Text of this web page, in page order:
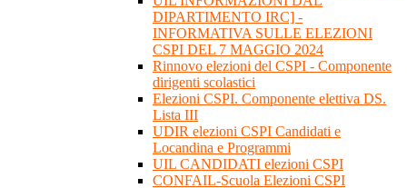
DIPARTIMENTO IRC] -
INFORMATIVA SULLE ELEZIONI
CSPI DEL 7 MAGGIO 2024
Rinnovo elezioni del CSPI - Componente
dirigenti scolastici
Elezioni CSPI. Componente elettiva DS.
Lista III
UDIR elezioni CSPI Candidati e
Locandina e Programmi
UIL CANDIDATI elezioni CSPI
CONFAIL-Scuola Elezioni CSPI